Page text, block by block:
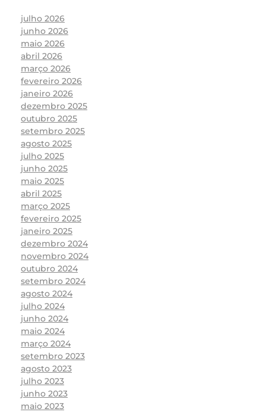
julho 2026
junho 2026
maio 2026
abril 2026
março 2026
fevereiro 2026
janeiro 2026
dezembro 2025
outubro 2025
setembro 2025
agosto 2025
julho 2025
junho 2025
maio 2025
abril 2025
março 2025
fevereiro 2025
janeiro 2025
dezembro 2024
novembro 2024
outubro 2024
setembro 2024
agosto 2024
julho 2024
junho 2024
maio 2024
março 2024
setembro 2023
agosto 2023
julho 2023
junho 2023
maio 2023